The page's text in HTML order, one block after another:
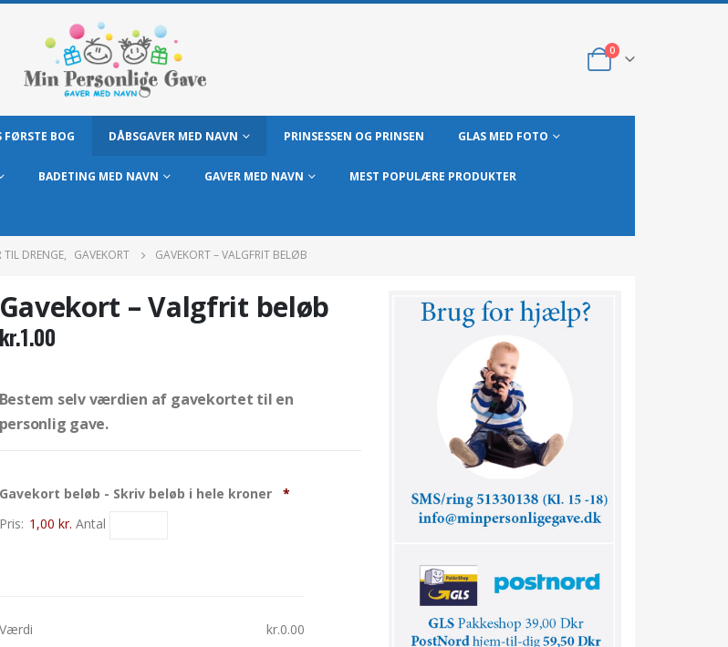
0
FØRSTE BOG DÅBSGAVER MED NAVN PRINSESSEN OG PRINSEN GLAS MED FOTO
BADETING MED NAVN GAVER MED NAVN MEST POPULÆRE PRODUKTER
TIL DRENGE, GAVEKORT GAVEKORT – VALGFRIT BELØB
Gavekort – Valgfrit beløb
kr.1.00
Bestem selv værdien af gavekortet til en
personlig gave.
Gavekort beløb - Skriv beløb i hele kroner Antal
*
Pris: 1,00 kr. Antal
Værdi kr.0.00